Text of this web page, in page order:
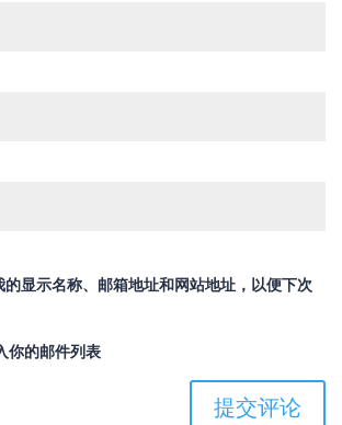
显示名称、邮箱地址和网站地址，以便下次
你的邮件列表